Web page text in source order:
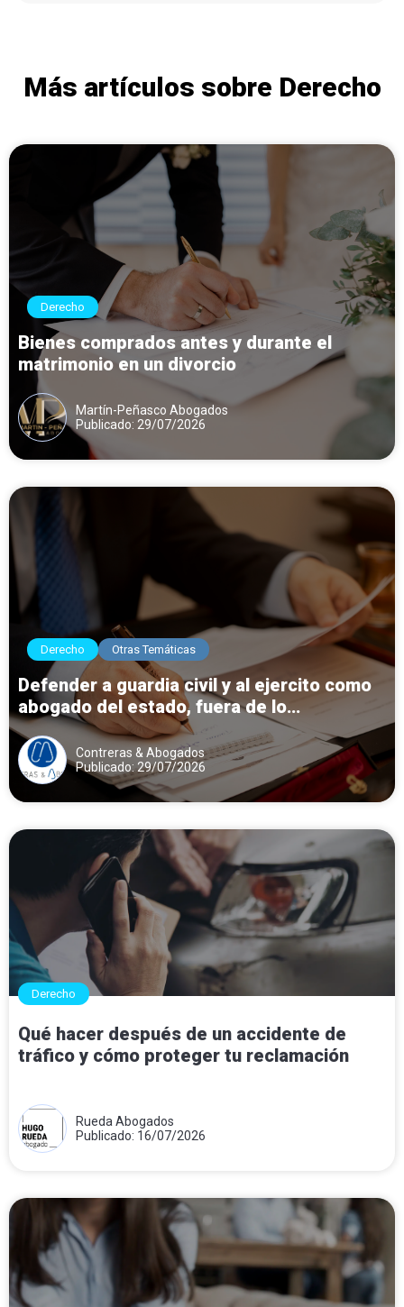
Más artículos sobre Derecho
Derecho
Bienes comprados antes y durante el
matrimonio en un divorcio
Martín-Peñasco Abogados
Publicado: 29/07/2026
Derecho Otras Temáticas
Defender a guardia civil y al ejercito como
abogado del estado, fuera de lo
corporativo del cuerpo contra expedientes
disciplinarios.Contreras & Abogados
Publicado: 29/07/2026
Derecho
Qué hacer después de un accidente de
tráfico y cómo proteger tu reclamación
Rueda Abogados
Publicado: 16/07/2026